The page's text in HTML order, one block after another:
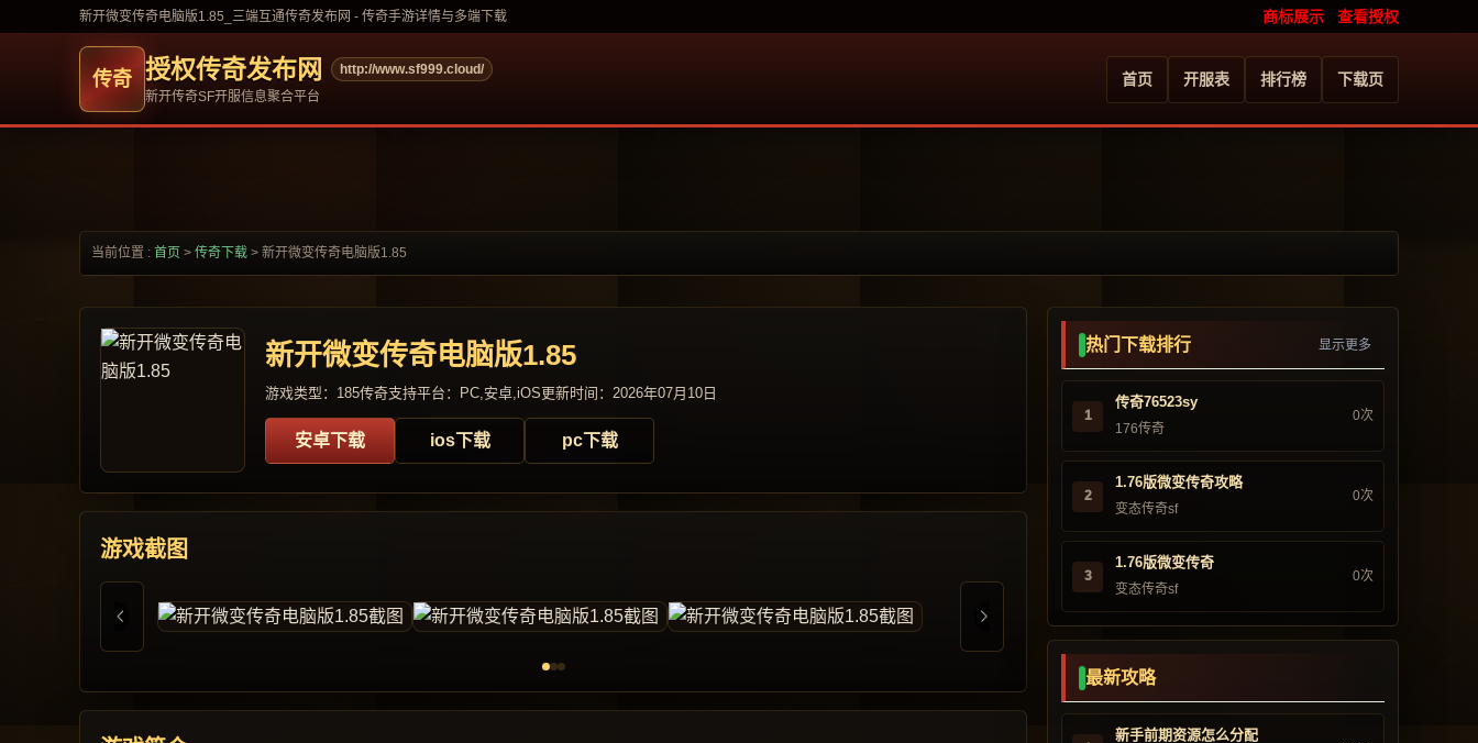
新开微变传奇电脑版1.85_三端互通传奇发布网 - 传奇手游详情与多端下载 商标展示 查看授权
授权传奇发布网
http://www.sf999.cloud/
新开传奇SF开服信息聚合平台
首页 开服表 排行榜 下载页
当前位置 : 首页 > 传奇下载 > 新开微变传奇电脑版1.85
新开微变传奇电脑版1.85
游戏类型：185传奇支持平台：PC,安卓,iOS更新时间：2026年07月10日
安卓下载 ios下载 pc下载
游戏截图
热门下载排行 显示更多
1
传奇76523sy
176传奇
0次
2
1.76版微变传奇攻略
变态传奇sf
0次
3
1.76版微变传奇
变态传奇sf
0次
最新攻略
新手前期资源怎么分配